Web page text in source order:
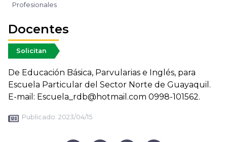
Profesionales
Docentes
Solicitan
De Educación Básica, Parvularias e Inglés, para
Escuela Particular del Sector Norte de Guayaquil.
E-mail: Escuela_rdb@hotmail.com 0998-101562.
Publicado: 2023/04/15